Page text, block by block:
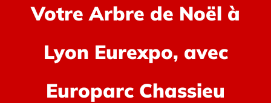
Votre Arbre de Noël à
Lyon Eurexpo, avec
Europarc Chassieu